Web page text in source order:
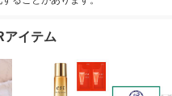
アイテム